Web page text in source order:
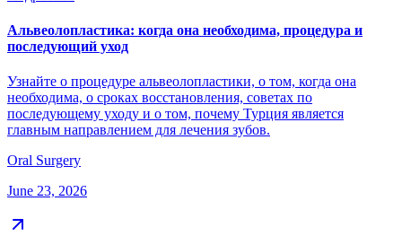
Альвеолопластика: когда она необходима, процедура и
последующий уход
Узнайте о процедуре альвеолопластики, о том, когда она
необходима, о сроках восстановления, советах по
последующему уходу и о том, почему Турция является
главным направлением для лечения зубов.
Oral Surgery
June 23, 2026